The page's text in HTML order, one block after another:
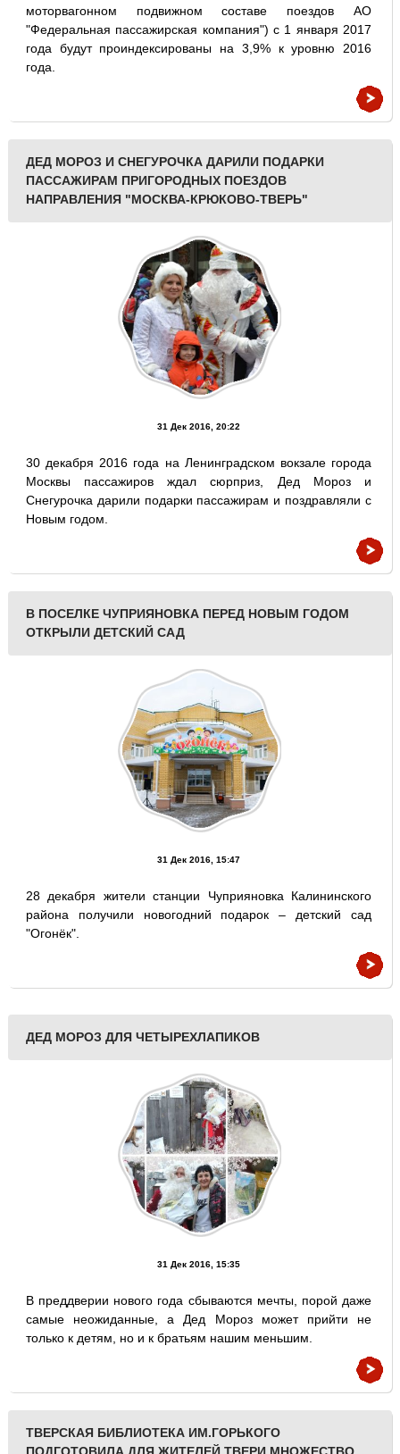
моторвагонном подвижном составе поездов АО
"Федеральная пассажирская компания") с 1 января 2017
года будут проиндексированы на 3,9% к уровню 2016
года.
ДЕД МОРОЗ И СНЕГУРОЧКА ДАРИЛИ ПОДАРКИ
ПАССАЖИРАМ ПРИГОРОДНЫХ ПОЕЗДОВ
НАПРАВЛЕНИЯ "МОСКВА-КРЮКОВО-ТВЕРЬ"
31 Дек 2016, 20:22
30 декабря 2016 года на Ленинградском вокзале города
Москвы пассажиров ждал сюрприз, Дед Мороз и
Снегурочка дарили подарки пассажирам и поздравляли с
Новым годом.
В ПОСЕЛКЕ ЧУПРИЯНОВКА ПЕРЕД НОВЫМ ГОДОМ
ОТКРЫЛИ ДЕТСКИЙ САД
31 Дек 2016, 15:47
28 декабря жители станции Чуприяновка Калининского
района получили новогодний подарок – детский сад
"Огонёк".
ДЕД МОРОЗ ДЛЯ ЧЕТЫРЕХЛАПИКОВ
31 Дек 2016, 15:35
В преддверии нового года сбываются мечты, порой даже
самые неожиданные, а Дед Мороз может прийти не
только к детям, но и к братьям нашим меньшим.
ТВЕРСКАЯ БИБЛИОТЕКА ИМ.ГОРЬКОГО